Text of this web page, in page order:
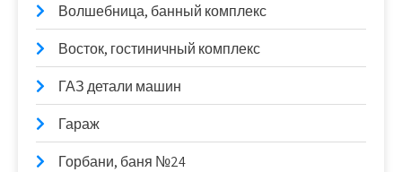
Волшебница, банный комплекс
Восток, гостиничный комплекс
ГАЗ детали машин
Гараж
Горбани, баня №24